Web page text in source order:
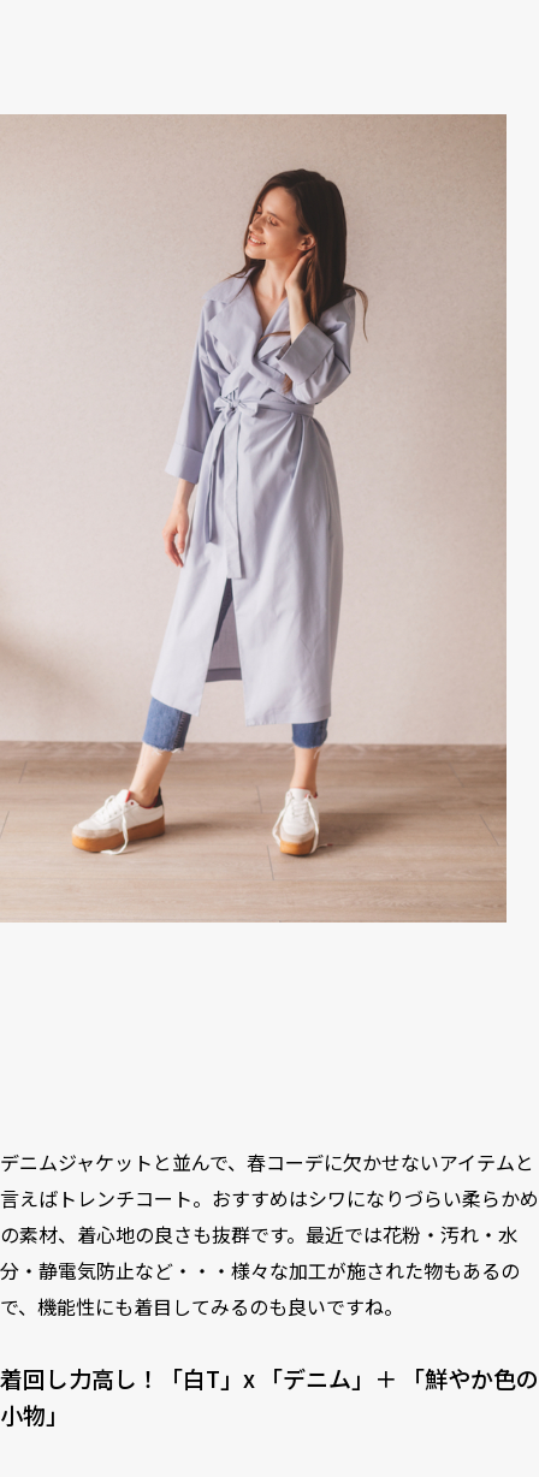
デニムジャケットと並んで、春コーデに欠かせないアイテムと
言えばトレンチコート。おすすめはシワになりづらい柔らかめ
の素材、着心地の良さも抜群です。最近では花粉・汚れ・水
分・静電気防止など・・・様々な加工が施された物もあるの
で、機能性にも着目してみるのも良いですね。
着回し力高し！「白T」x 「デニム」＋ 「鮮やか色の
小物」